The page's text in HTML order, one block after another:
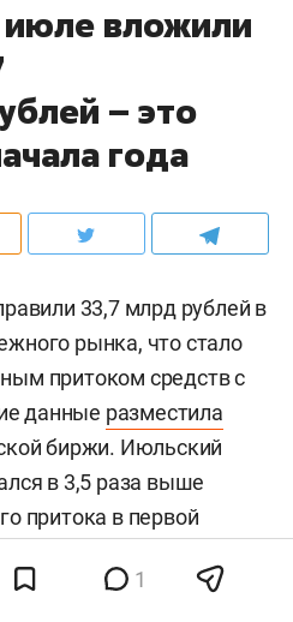
вложили
– это
года
33,7 млрд рублей в
рынка, что стало
притоком средств с
данные разместила
биржи. Июльский
в 3,5 раза выше
притока в первой
1